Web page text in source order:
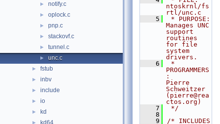
► notify.c
► oplock.c
► pnp.c
► stackovf.c
► tunnel.c
► unc.c
► fstub
► inbv
► include
► io
► kd
kd64
ntoskrnl/fs
rtl/unc.c
    5
* PURPOSE:
Manages UNC
support
routines
for file
system
drivers.
    6
*
PROGRAMMERS
:
Pierre
Schweitzer
(pierre@rea
ctos.org)
    7
*/
    8
    9
/* INCLUDES